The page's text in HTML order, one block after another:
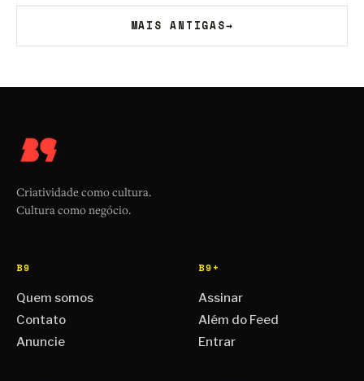
MAIS ANTIGAS→
Criatividade como cultura.
Cultura como negócio.
B9
Quem somos
Contato
Anuncie
B9+
Assinar
Além do Feed
Entrar